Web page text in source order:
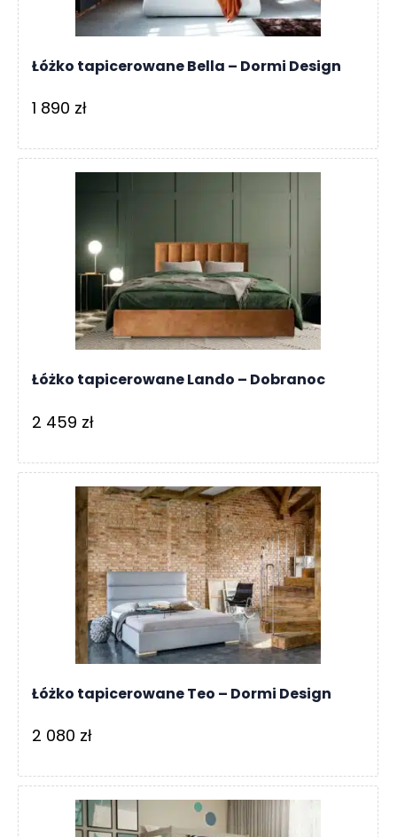
Łóżko tapicerowane Bella – Dormi Design
1 890 zł
Łóżko tapicerowane Lando – Dobranoc
2 459 zł
Łóżko tapicerowane Teo – Dormi Design
2 080 zł